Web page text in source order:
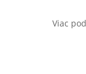
Viac